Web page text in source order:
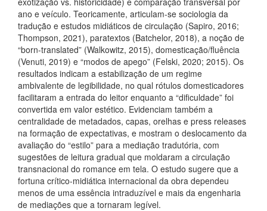
ano e veículo. Teoricamente, articulam-se sociologia da
tradução e estudos midiáticos de circulação (Sapiro, 2016;
Thompson, 2021), paratextos (Batchelor, 2018), a noção de
“born-translated” (Walkowitz, 2015), domesticação/fluência
(Venuti, 2019) e “modos de apego” (Felski, 2020; 2015). Os
resultados indicam a estabilização de um regime
ambivalente de legibilidade, no qual rótulos domesticadores
facilitaram a entrada do leitor enquanto a “dificuldade” foi
convertida em valor estético. Evidenciam também a
centralidade de metadados, capas, orelhas e press releases
na formação de expectativas, e mostram o deslocamento da
avaliação do “estilo” para a mediação tradutória, com
sugestões de leitura gradual que moldaram a circulação
transnacional do romance em tela. O estudo sugere que a
fortuna crítico-midiática internacional da obra dependeu
menos de uma essência intraduzível e mais da engenharia
de mediações que a tornaram legível.